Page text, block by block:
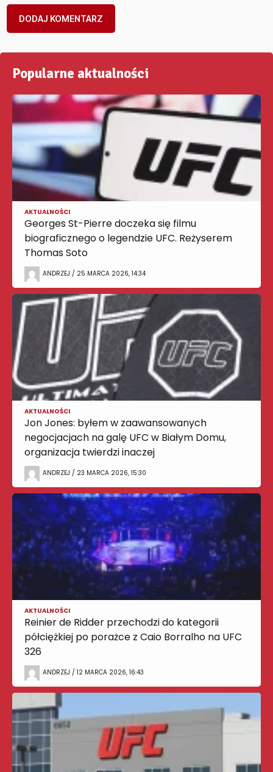
Popularne aktualności
AKTUALNOŚCI
Georges St-Pierre doczeka się filmu
biograficznego o legendzie UFC. Reżyserem
Thomas Soto
ANDRZEJ / 25 MARCA 2026, 14:34
AKTUALNOŚCI
Jon Jones: byłem w zaawansowanych
negocjacjach na galę UFC w Białym Domu,
organizacja twierdzi inaczej
ANDRZEJ / 23 MARCA 2026, 15:30
AKTUALNOŚCI
Reinier de Ridder przechodzi do kategorii
półciężkiej po porażce z Caio Borralho na UFC
326
ANDRZEJ / 12 MARCA 2026, 16:43